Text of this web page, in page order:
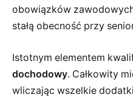
obowiązków
stałą obecność przy
Istotnym elementem
dochodowy. Całkowity
wliczając wszelkie